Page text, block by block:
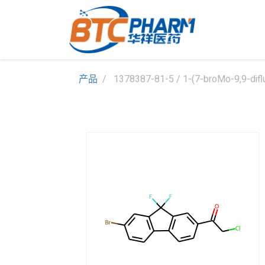
产品 1378387-81-5 / 1-(7-broMo-9,9-